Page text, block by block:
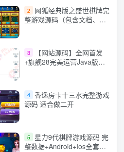
2
网狐经典版之盛世棋牌完
整游戏源码（包含文档、架
3
【网站源码】全网首发
+旗舰28完美运营Java版高
4 香逸房卡十三水完整游戏
源码 适合做二开
5
星力9代棋牌游戏源码 完
整数据+Android+Ios全套